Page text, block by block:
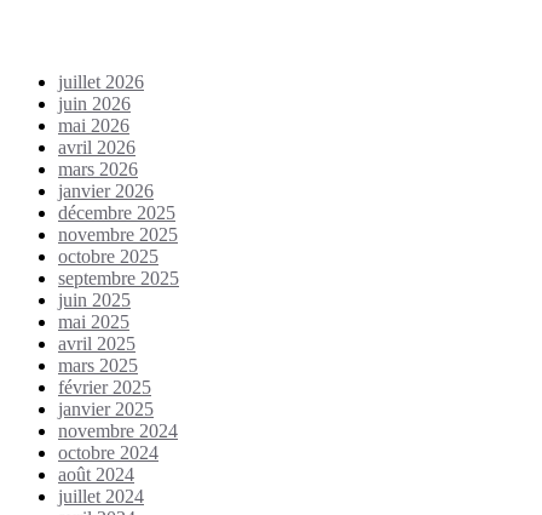
juillet 2026
juin 2026
mai 2026
avril 2026
mars 2026
janvier 2026
décembre 2025
novembre 2025
octobre 2025
septembre 2025
juin 2025
mai 2025
avril 2025
mars 2025
février 2025
janvier 2025
novembre 2024
octobre 2024
août 2024
juillet 2024